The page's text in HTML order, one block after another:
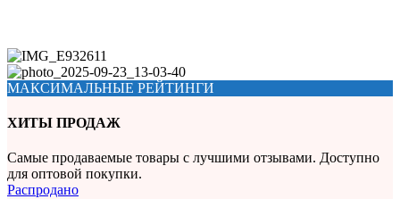
МАКСИМАЛЬНЫЕ РЕЙТИНГИ
ХИТЫ ПРОДАЖ
Самые продаваемые товары с лучшими отзывами. Доступно
для оптовой покупки.
Распродано